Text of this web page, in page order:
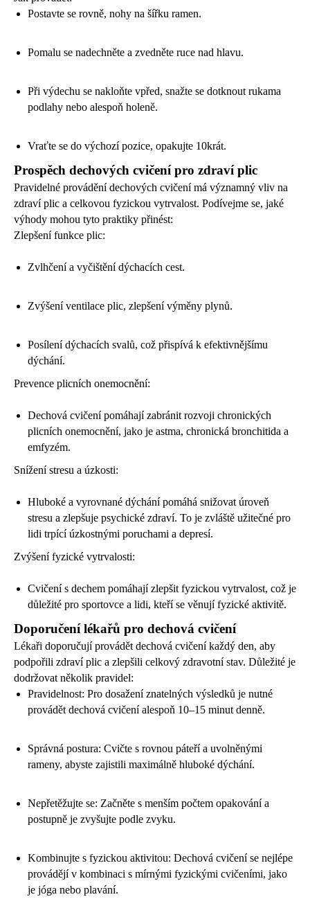
Postavte se rovně, nohy na šířku ramen.
Pomalu se nadechněte a zvedněte ruce nad hlavu.
Při výdechu se nakloňte vpřed, snažte se dotknout rukama
podlahy nebo alespoň holeně.
Vraťte se do výchozí pozice, opakujte 10krát.
Prospěch dechových cvičení pro zdraví plic
Pravidelné provádění dechových cvičení má významný vliv na
zdraví plic a celkovou fyzickou vytrvalost. Podívejme se, jaké
výhody mohou tyto praktiky přinést:
Zlepšení funkce plic:
Zvlhčení a vyčištění dýchacích cest.
Zvýšení ventilace plic, zlepšení výměny plynů.
Posílení dýchacích svalů, což přispívá k efektivnějšímu
dýchání.
Prevence plicních onemocnění:
Dechová cvičení pomáhají zabránit rozvoji chronických
plicních onemocnění, jako je astma, chronická bronchitida a
emfyzém.
Snížení stresu a úzkosti:
Hluboké a vyrovnané dýchání pomáhá snižovat úroveň
stresu a zlepšuje psychické zdraví. To je zvláště užitečné pro
lidi trpící úzkostnými poruchami a depresí.
Zvýšení fyzické vytrvalosti:
Cvičení s dechem pomáhají zlepšit fyzickou vytrvalost, což je
důležité pro sportovce a lidi, kteří se věnují fyzické aktivitě.
Doporučení lékařů pro dechová cvičení
Lékaři doporučují provádět dechová cvičení každý den, aby
podpořili zdraví plic a zlepšili celkový zdravotní stav. Důležité je
dodržovat několik pravidel:
Pravidelnost: Pro dosažení znatelných výsledků je nutné
provádět dechová cvičení alespoň 10–15 minut denně.
Správná postura: Cvičte s rovnou páteří a uvolněnými
rameny, abyste zajistili maximálně hluboké dýchání.
Nepřetěžujte se: Začněte s menším počtem opakování a
postupně je zvyšujte podle zvyku.
Kombinujte s fyzickou aktivitou: Dechová cvičení se nejlépe
provádějí v kombinaci s mírnými fyzickými cvičeními, jako
je jóga nebo plavání.